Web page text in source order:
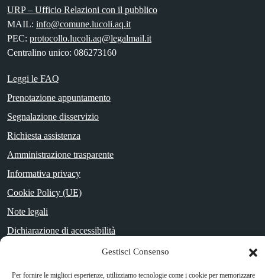
Gestisci Consenso
Per fornire le migliori esperienze, utilizziamo tecnologie come i cookie per memorizzare
URP – Ufficio Relazioni con il pubblico
MAIL: info@comune.lucoli.aq.it
PEC: protocollo.lucoli.aq@legalmail.it
Centralino unico: 086273160
Leggi le FAQ
Prenotazione appuntamento
Segnalazione disservizio
Richiesta assistenza
Amministrazione trasparente
Informativa privacy
Cookie Policy (UE)
Note legali
Dichiarazione di accessibilità